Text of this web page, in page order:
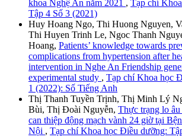
khoa Nghệ An năm 2021 , Tạp chí
Tập 4 Số 3 (2021)
Huy Hoang Ngo, Thi Huong Nguyen,
Thi Huyen Trinh Le, Ngoc Thanh
Hoang, Patients’ knowledge towards
complications from hypertension after
intervention in Nghe An Friendship
experimental study , Tạp chí Khoa học
1 (2022): Số Tiếng Anh
Thị Thanh Tuyền Trịnh, Thị Minh Lý
Bùi, Thị Đoài Nguyễn, Thực trạng lo
can thiệp động mạch vành 24 giờ tại
Nội , Tạp chí Khoa học Điều dưỡng: